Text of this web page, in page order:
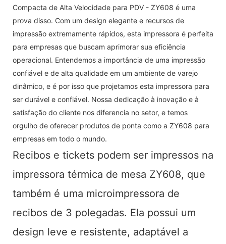
Compacta de Alta Velocidade para PDV - ZY608 é uma
prova disso. Com um design elegante e recursos de
impressão extremamente rápidos, esta impressora é perfeita
para empresas que buscam aprimorar sua eficiência
operacional. Entendemos a importância de uma impressão
confiável e de alta qualidade em um ambiente de varejo
dinâmico, e é por isso que projetamos esta impressora para
ser durável e confiável. Nossa dedicação à inovação e à
satisfação do cliente nos diferencia no setor, e temos
orgulho de oferecer produtos de ponta como a ZY608 para
empresas em todo o mundo.
Recibos e tickets podem ser impressos na
impressora térmica de mesa ZY608, que
também é uma microimpressora de
recibos de 3 polegadas. Ela possui um
design leve e resistente, adaptável a